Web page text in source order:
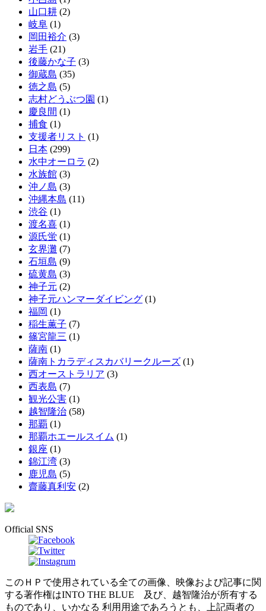
山口耕 (2)
岐阜 (1)
岡田裕介 (3)
岩手 (21)
後藤かな子 (3)
御蔵島 (35)
徳之島 (5)
志村どうぶつ園 (1)
慶良間 (1)
捕食 (1)
支援者リスト (1)
日本 (299)
水中オーロラ (2)
水族館 (3)
沖ノ島 (3)
沖縄本島 (11)
渋谷 (1)
渡名喜 (1)
源氏蛍 (1)
玄界灘 (7)
石垣島 (9)
硫黄島 (3)
神子元 (2)
神子元ハンマーダイビング (1)
福岡 (1)
稲生薫子 (7)
篠宮龍三 (1)
薩南 (1)
薩南トカラディスカバリークルーズ (1)
西オーストラリア (3)
西表島 (7)
観光公害 (1)
越智隆治 (58)
那覇 (1)
那覇ホエールスイム (1)
銀座 (1)
錦江湾 (3)
鹿児島 (5)
齋藤真利安 (2)
Official SNS
このＨＰで使用されている全ての画像、映像および記事に関
する著作権はINTO THE BLUE 及び、越智隆治が所有する
ものであり、いかなる 利用用途であろうとも、上記両者の